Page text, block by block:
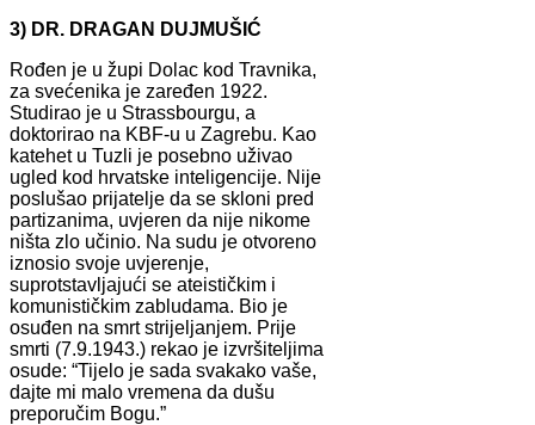
3) DR. DRAGAN DUJMUŠIĆ
Rođen je u župi Dolac kod Travnika,
za svećenika je zaređen 1922.
Studirao je u Strassbourgu, a
doktorirao na KBF-u u Zagrebu. Kao
katehet u Tuzli je posebno uživao
ugled kod hrvatske inteligencije. Nije
poslušao prijatelje da se skloni pred
partizanima, uvjeren da nije nikome
ništa zlo učinio. Na sudu je otvoreno
iznosio svoje uvjerenje,
suprotstavljajući se ateističkim i
komunističkim zabludama. Bio je
osuđen na smrt strijeljanjem. Prije
smrti (7.9.1943.) rekao je izvršiteljima
osude: “Tijelo je sada svakako vaše,
dajte mi malo vremena da dušu
preporučim Bogu.”